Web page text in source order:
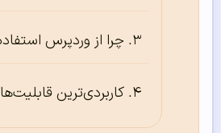
چرا از وردپرس
کاربردی‌ترین